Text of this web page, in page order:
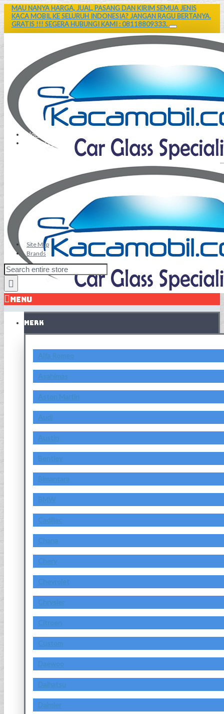
MAU NANYA HARGA, JUAL, PASANG DAN KIRIM SEMUA JENIS
KACA MOBIL KE SELURUH INDONESIA? JANGAN RAGU BERTANYA.
GRATIS !!! SEGERA HUBUNGI KAMI : 08118809333.
Home
Contact Us
Site Map
Brands
MENU
MERK
Alfa Romeo
Asahimas
Aston Martin
Audi
Austin
Bentley
Bimantara
BMW
Cadillac
Chana
Chery
Chevrolet
Chrysler
Citroen
Custom
Daewoo
Daihatsu
Daimler